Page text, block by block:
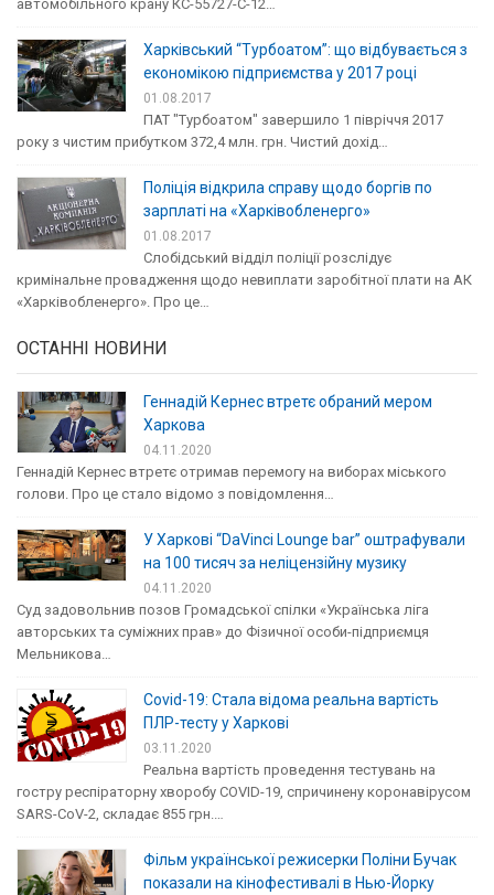
автомобільного крану КС-55727-С-12…
Харківський “Турбоатом”: що відбувається з
економікою підприємства у 2017 році
01.08.2017
ПАТ "Турбоатом" завершило 1 півріччя 2017
року з чистим прибутком 372,4 млн. грн. Чистий дохід…
Поліція відкрила справу щодо боргів по
зарплаті на «Харківобленерго»
01.08.2017
Слобідський відділ поліції розслідує
кримінальне провадження щодо невиплати заробітної плати на АК
«Харківобленерго». Про це…
ОСТАННІ НОВИНИ
Геннадій Кернес втретє обраний мером
Харкова
04.11.2020
Геннадій Кернес втретє отримав перемогу на виборах міського
голови. Про це стало відомо з повідомлення…
У Харкові “DaVinci Lounge bar” оштрафували
на 100 тисяч за неліцензійну музику
04.11.2020
Суд задовольнив позов Громадської спілки «Українська ліга
авторських та суміжних прав» до Фізичної особи-підприємця
Мельникова…
Covid-19: Стала відома реальна вартість
ПЛР-тесту у Харкові
03.11.2020
Реальна вартість проведення тестувань на
гостру респіраторну хворобу COVID-19, спричинену коронавірусом
SARS-CoV-2, складає 855 грн.…
Фільм української режисерки Поліни Бучак
показали на кінофестивалі в Нью-Йорку